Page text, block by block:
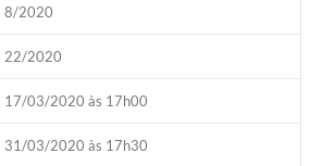
8/2020
22/2020
17/03/2020 às 17h00
31/03/2020 às 17h30